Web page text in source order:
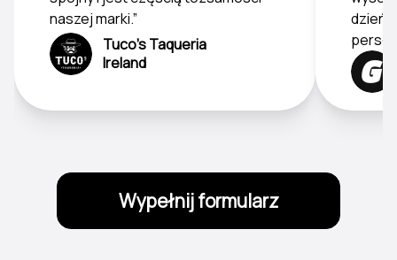
naszej marki.”
Tuco's Taqueria
Ireland
dzień
Wypełnij formularz